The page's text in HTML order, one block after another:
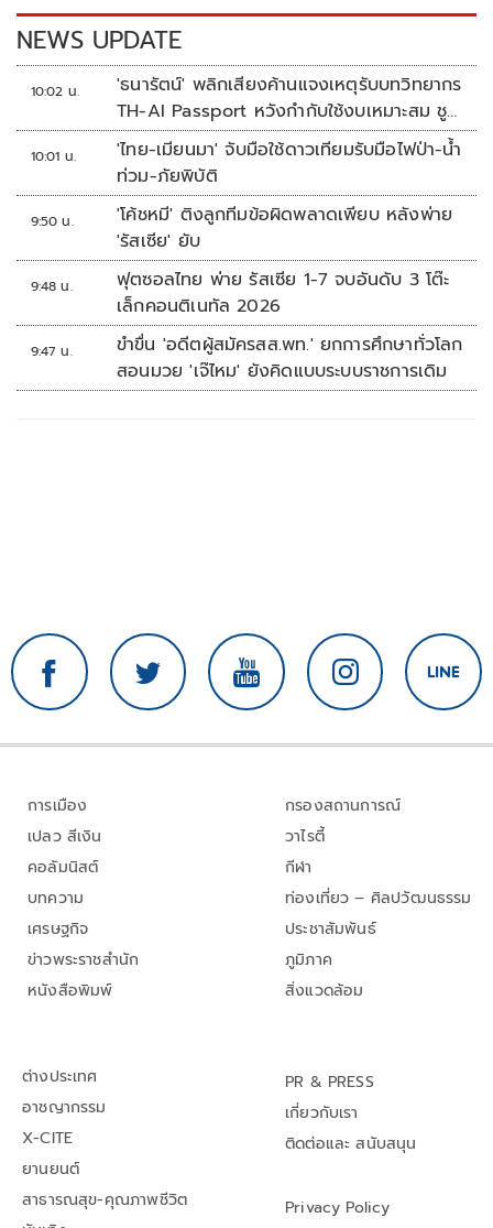
k k
NEWS UPDATE
10:02 น.
'ธนารัตน์' พลิกเสียงค้านแจงเหตุรับบทวิทยากร
TH-AI Passport หวังกำกับใช้งบเหมาะสม ชู
จุดเด่นคนไทยได้ใช้ AI ระดับโปร ลดเหลื่อมล้ำ
ทางเทคโนโลยี เซฟงบไปกว่า900ล้าน เชื่อหาก
ใช้เต็มที่เอกชนขาดทุนย่อยยับ
10:01 น.
'ไทย-เมียนมา' จับมือใช้ดาวเทียมรับมือไฟป่า-น้ำ
ท่วม-ภัยพิบัติ
9:50 น.
'โค้ชหมี' ติงลูกทีมข้อผิดพลาดเพียบ หลังพ่าย
'รัสเซีย' ยับ
9:48 น.
ฟุตซอลไทย พ่าย รัสเซีย 1-7 จบอันดับ 3 โต๊ะ
เล็กคอนติเนทัล 2026
9:47 น.
ขำขื่น 'อดีตผู้สมัครสส.พท.' ยกการศึกษาทั่วโลก
สอนมวย 'เจ๊ไหม' ยังคิดแบบระบบราชการเดิม
การเมือง
เปลว สีเงิน
คอลัมนิสต์
บทความ
เศรษฐกิจ
ข่าวพระราชสำนัก
หนังสือพิมพ์
กรองสถานการณ์
วาไรตี้
กีฬา
ท่องเที่ยว – ศิลปวัฒนธรรม
ประชาสัมพันธ์
ภูมิภาค
สิ่งแวดล้อม
ต่างประเทศ
อาชญากรรม
X-CITE
ยานยนต์
สาธารณสุข-คุณภาพชีวิต
PR & PRESS
เกี่ยวกับเรา
ติดต่อและ สนับสนุน
Privacy Policy